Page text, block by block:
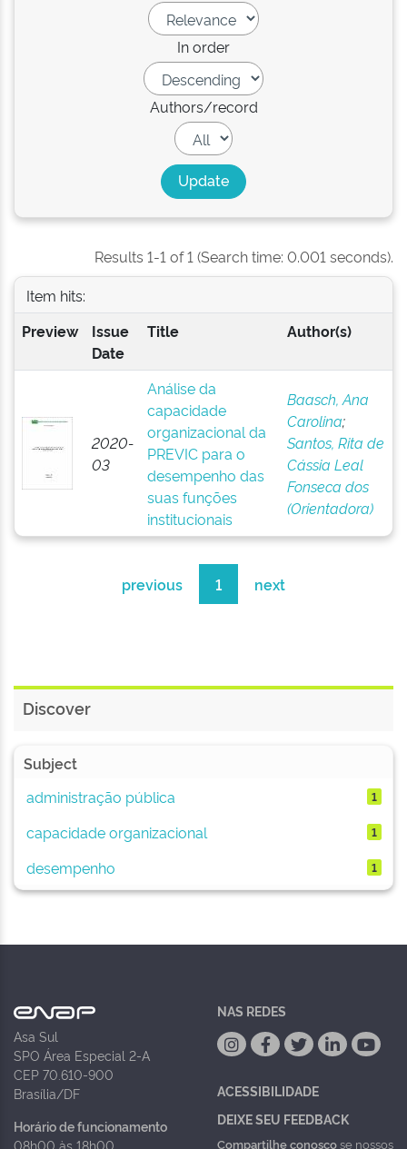
In order
Authors/record
Results 1-1 of 1 (Search time: 0.001 seconds).
Item hits:
Preview
Issue
Date
Title Author(s)
2020-
03
Análise da
capacidade
organizacional da
PREVIC para o
desempenho das
suas funções
institucionais
Baasch, Ana
Carolina;
Santos, Rita de
Cássia Leal
Fonseca dos
(Orientadora)
previous 1 next
Discover
Subject
administração pública
1
capacidade organizacional 1
desempenho 1
Asa Sul
SPO Área Especial 2-A
CEP 70.610-900
Brasília/DF
Horário de funcionamento
08h00 às 18h00
NAS REDES
ACESSIBILIDADE
DEIXE SEU FEEDBACK
Compartilhe conoscose nossos